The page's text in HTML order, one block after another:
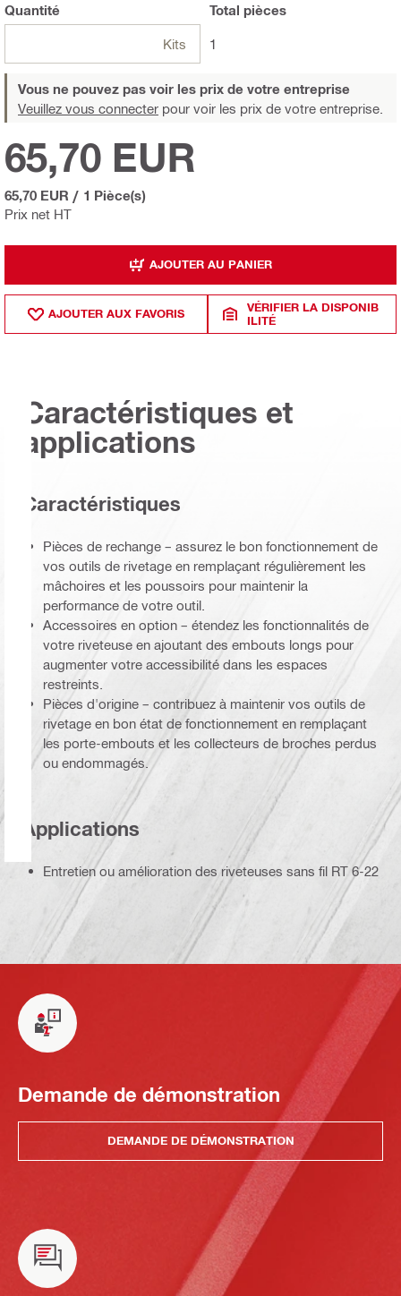
Quantité
Kits
Total pièces
1
Vous ne pouvez pas voir les prix de votre entreprise
Veuillez vous connecter pour voir les prix de votre entreprise.
Prix net HT
65,70 EUR
65,70 EUR / 1 Pièce(s)
AJOUTER AU PANIER
AJOUTER AUX FAVORIS
VÉRIFIER LA DISPONIB
ILITÉ
Caractéristiques et
applications
Caractéristiques
Pièces de rechange – assurez le bon fonctionnement de
vos outils de rivetage en remplaçant régulièrement les
mâchoires et les poussoirs pour maintenir la
performance de votre outil.
Accessoires en option – étendez les fonctionnalités de
votre riveteuse en ajoutant des embouts longs pour
augmenter votre accessibilité dans les espaces
restreints.
Pièces d'origine – contribuez à maintenir vos outils de
rivetage en bon état de fonctionnement en remplaçant
les porte-embouts et les collecteurs de broches perdus
ou endommagés.
Applications
Entretien ou amélioration des riveteuses sans fil RT 6-22
Demande de démonstration
DEMANDE DE DÉMONSTRATION